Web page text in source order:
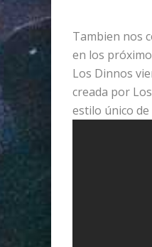
Tambien nos
en los
Los Dinnos
creada por
estilo único